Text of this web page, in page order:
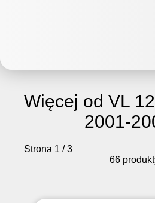
Więcej od VL
2001-
Strona 1 / 3
66